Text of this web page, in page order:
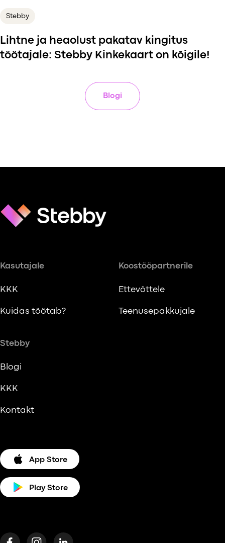
Stebby
Lihtne ja heaolust pakatav kingitus
töötajale: Stebby Kinkekaart on kõigile!
Blogi
Kasutajale
KKK
Kuidas töötab?
Koostööpartnerile
Ettevõttele
Teenusepakkujale
Stebby
Blogi
KKK
Kontakt
App Store
Play Store